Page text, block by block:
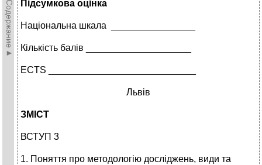
►Содержание► Підсумкова оцінка
Національна шкала ________________
Кількість балів ____________________
ECTS ____________________________
Львів
ЗМІСТ
ВСТУП 3
1. Поняття про методологію досліджень, види та